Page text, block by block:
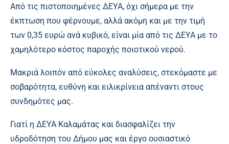
Από τις πιστοποιημένες ΔΕΥΑ, όχι σήμερα με την
έκπτωση που φέρνουμε, αλλά ακόμη και με την τιμή
των 0,35 ευρώ ανά κυβικό, είναι μία από τις ΔΕΥΑ με το
χαμηλότερο κόστος παροχής ποιοτικού νερού.
Μακριά λοιπόν από εύκολες αναλύσεις, στεκόμαστε με
σοβαρότητα, ευθύνη και ειλικρίνεια απέναντι στους
συνδημότες μας.
Γιατί η ΔΕΥΑ Καλαμάτας και διασφαλίζει την
υδροδότηση του Δήμου μας και έργο ουσιαστικό